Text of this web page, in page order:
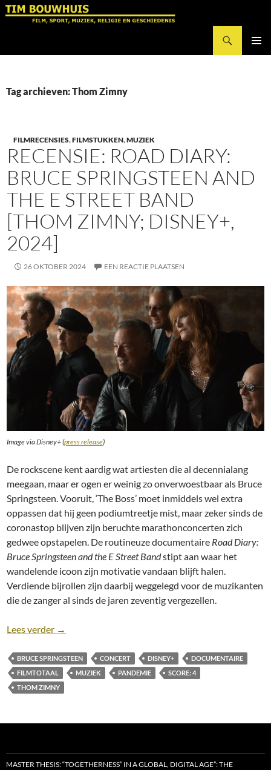
Ga
Tag archieven: Thom Zimny
FILMRECENSIES,FILMSTUKKEN,MUZIEK
RECENSIE: ROAD DIARY:
BRUCE SPRINGSTEEN AND
THE E STREET BAND
[THOM ZIMNY; DISNEY+,
2024]
26 OKTOBER 2024 EEN REACTIE PLAATSEN
Image via Disney+ (press release)
De rockscene kent aardig wat artiesten die al decennialang
meegaan, maar er ogen er weinig zo onverwoestbaar als Bruce
Springsteen. Vooruit, ‘The Boss’ moet inmiddels wel extra
oppassen dat hij geen podiumtreetje mist, maar zeker sinds de
coronastop blijven zijn beruchte marathonconcerten zich
gedwee opstapelen. De routineuze documentaire Road Diary:
Bruce Springsteen and the E Street Bandstipt aan waar het
wandelende icoon zijn motivatie vandaan blijft halen.
Verdiende bijrollen zijn daarbij weggelegd voor de muzikanten
die de zanger al sinds de jaren zeventig vergezellen.
Lees verder Recensie: Road Diary: Bruce Springsteen and the
→
BRUCE SPRINGSTEEN CONCERT DISNEY+
DOCUMENTAIRE
FILMTOTAAL
MUZIEK PANDEMIE
SCORE: 4
THOM ZIMNY
MASTER THESIS: “TOGETHERNESS” IN A GLOBAL, DIGITAL AGE”: THE